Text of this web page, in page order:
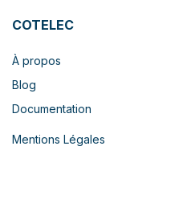
COTELEC
À propos
Blog
Documentation
Mentions Légales